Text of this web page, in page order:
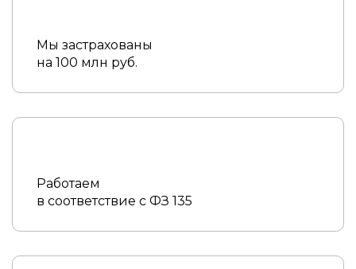
Мы застрахованы
на 100 млн руб.
Работаем
в соответствие с ФЗ 135